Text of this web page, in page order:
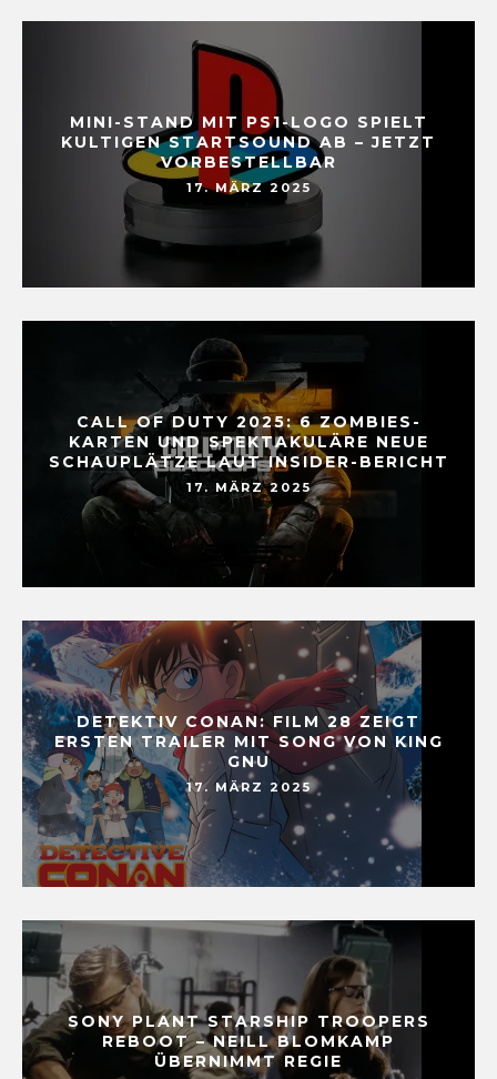
MINI-STAND MIT PS1-LOGO SPIELT
KULTIGEN STARTSOUND AB – JETZT
VORBESTELLBAR
17. MÄRZ 2025
CALL OF DUTY 2025: 6 ZOMBIES-
KARTEN UND SPEKTAKULÄRE NEUE
SCHAUPLÄTZE LAUT INSIDER-BERICHT
17. MÄRZ 2025
DETEKTIV CONAN: FILM 28 ZEIGT
ERSTEN TRAILER MIT SONG VON KING
GNU
17. MÄRZ 2025
SONY PLANT STARSHIP TROOPERS
REBOOT – NEILL BLOMKAMP
ÜBERNIMMT REGIE